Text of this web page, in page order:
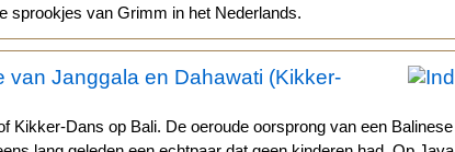
sprookjes van Grimm in het Nederlands.
van Janggala en Dahawati (Kikker-
Kikker-Dans op Bali. De oeroude oorsprong van een Balinese